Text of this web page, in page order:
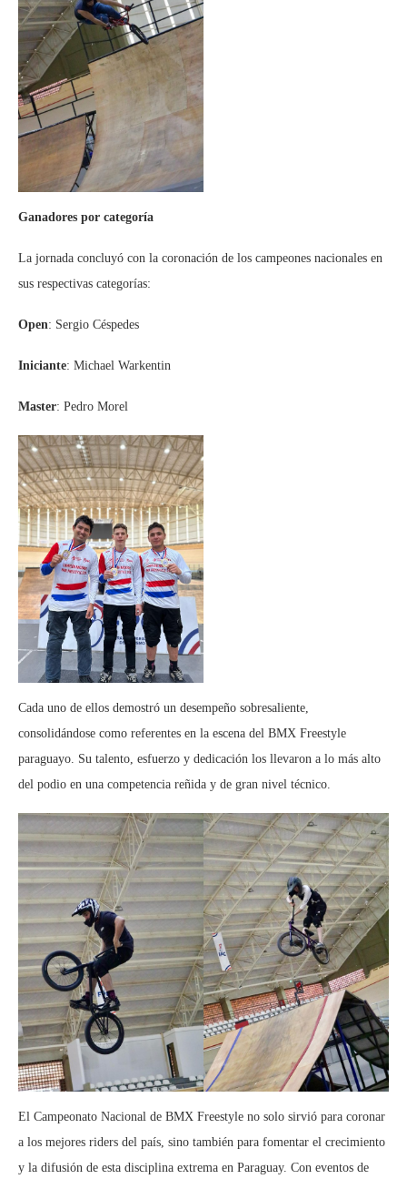
Ganadores por categoría
La jornada concluyó con la coronación de los campeones nacionales en
sus respectivas categorías:
Open: Sergio Céspedes
Iniciante: Michael Warkentin
Master: Pedro Morel
Cada uno de ellos demostró un desempeño sobresaliente,
consolidándose como referentes en la escena del BMX Freestyle
paraguayo. Su talento, esfuerzo y dedicación los llevaron a lo más alto
del podio en una competencia reñida y de gran nivel técnico.
El Campeonato Nacional de BMX Freestyle no solo sirvió para coronar
a los mejores riders del país, sino también para fomentar el crecimiento
y la difusión de esta disciplina extrema en Paraguay. Con eventos de